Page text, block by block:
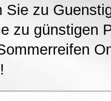
Sie zu
zu günstigen